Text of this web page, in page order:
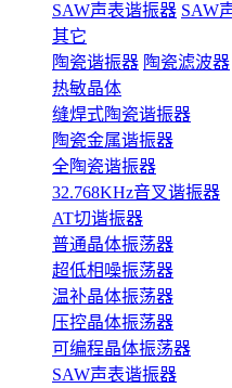
SAW声表谐振器 SAW
其它
陶瓷谐振器 陶瓷滤波器
热敏晶体
缝焊式陶瓷谐振器
陶瓷金属谐振器
全陶瓷谐振器
32.768KHz音叉谐振器
AT切谐振器
普通晶体振荡器
超低相噪振荡器
温补晶体振荡器
压控晶体振荡器
可编程晶体振荡器
SAW声表谐振器